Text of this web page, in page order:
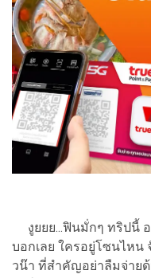
งูยยย...ฟินมั่กๆ ทริปนี้
บอกเลย ใครอยู่โซนไหน
วน๊า ที่สำคัญอย่าลืมจ่ายด้